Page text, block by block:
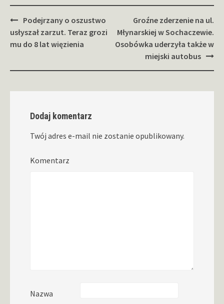
Zobacz
wpisy
Podejrzany o oszustwo
usłyszał zarzut. Teraz grozi
mu do 8 lat więzienia
Groźne zderzenie na ul.
Młynarskiej w Sochaczewie.
Osobówka uderzyła także w
miejski autobus
Dodaj komentarz
Twój adres e-mail nie zostanie opublikowany.
Komentarz
Nazwa